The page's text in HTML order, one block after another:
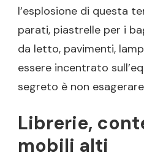
l’esplosione di questa
parati, piastrelle per i
da letto, pavimenti,
essere incentrato
segreto è non
Librerie,
mobili alti